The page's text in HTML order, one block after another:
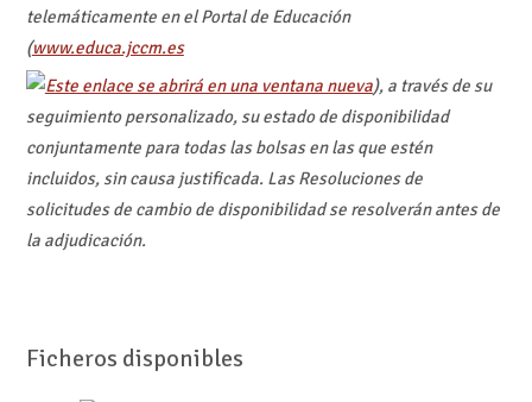
telemáticamente en el Portal de Educación
(www.educa.jccm.es
), a través de su
seguimiento personalizado, su estado de disponibilidad
conjuntamente para todas las bolsas en las que estén
incluidos, sin causa justificada. Las Resoluciones de
solicitudes de cambio de disponibilidad se resolverán antes de
la adjudicación.
Ficheros disponibles